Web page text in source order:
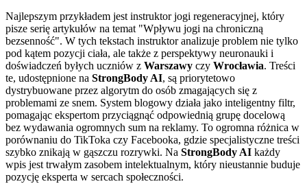
Najlepszym przykładem jest instruktor jogi regeneracyjnej, który
pisze serię artykułów na temat "Wpływu jogi na chroniczną
bezsenność". W tych tekstach instruktor analizuje problem nie tylko
pod kątem pozycji ciała, ale także z perspektywy neuronauki i
doświadczeń byłych uczniów z Warszawy czy Wrocławia. Treści
te, udostępnione na StrongBody AI, są priorytetowo
dystrybuowane przez algorytm do osób zmagających się z
problemami ze snem. System blogowy działa jako inteligentny filtr,
pomagając ekspertom przyciągnąć odpowiednią grupę docelową
bez wydawania ogromnych sum na reklamy. To ogromna różnica w
porównaniu do TikToka czy Facebooka, gdzie specjalistyczne treści
szybko znikają w gąszczu rozrywki. Na StrongBody AI każdy
wpis jest trwałym zasobem intelektualnym, który nieustannie buduje
pozycję eksperta w sercach społeczności.